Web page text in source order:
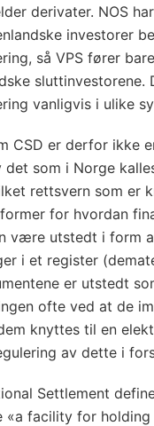
derivater. NOS
investorer
så VPS fører
sluttinvestorene.
vanligvis i ulike
CSD er derfor ikke
det som i Norge
rettsvern som er
for hvordan
være utstedt i form
i et register
er utstedt
ofte ved at de
knyttes til en
av dette i
Settlement
facility for holding